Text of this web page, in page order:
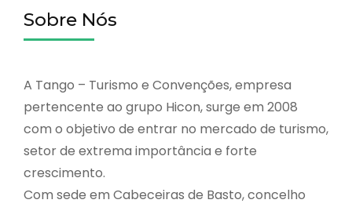
Sobre Nós
A Tango – Turismo e Convenções, empresa
pertencente ao grupo Hicon, surge em 2008
com o objetivo de entrar no mercado de turismo,
setor de extrema importância e forte
crescimento.
Com sede em Cabeceiras de Basto, concelho